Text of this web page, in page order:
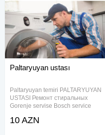
Paltaryuyan ustası
Paltaryuyan temiri PALTARYUYAN
USTASI Ремонт стиральных
Gorenje servise Bosch service
LG service Beko service Arçelik
10 AZN